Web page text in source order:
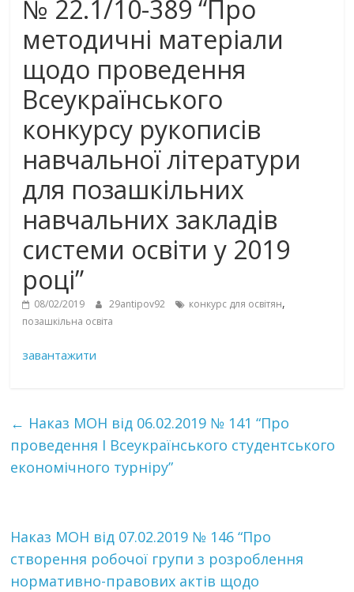
№ 22.1/10-389 “Про
методичні матеріали
щодо проведення
Всеукраїнського
конкурсу рукописів
навчальної літератури
для позашкільних
навчальних закладів
системи освіти у 2019
році”
08/02/2019 29antipov92 конкурс для освітян,
позашкільна освіта
завантажити
← Наказ МОН від 06.02.2019 № 141 “Про
проведення І Всеукраїнського студентського
економічного турніру”
Наказ МОН від 07.02.2019 № 146 “Про
створення робочої групи з розроблення
нормативно-правових актів щодо